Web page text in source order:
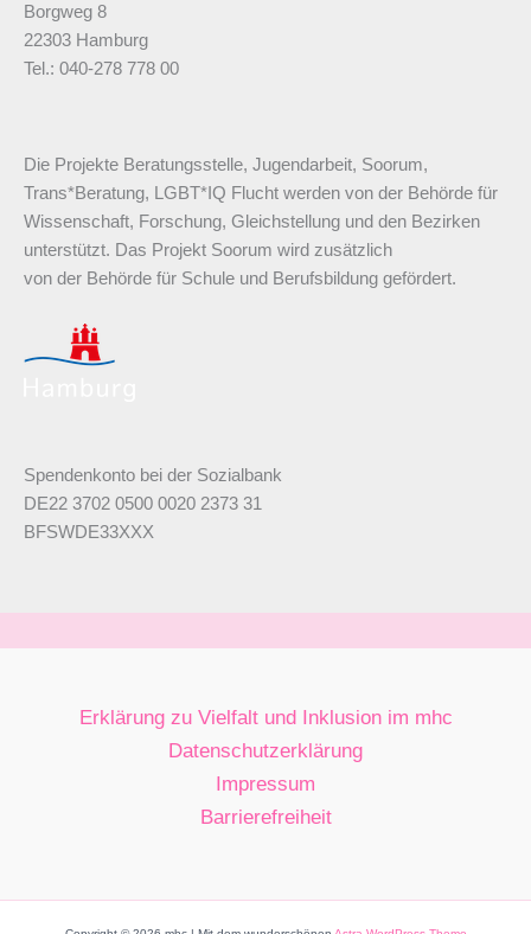
Borgweg 8
22303 Hamburg
Tel.: 040-278 778 00
Die Projekte Beratungsstelle, Jugendarbeit, Soorum,
Trans*Beratung, LGBT*IQ Flucht werden von der Behörde für
Wissenschaft, Forschung, Gleichstellung und den Bezirken
unterstützt. Das Projekt Soorum wird zusätzlich
von der Behörde für Schule und Berufsbildung gefördert.
Spendenkonto bei der Sozialbank
DE22 3702 0500 0020 2373 31
BFSWDE33XXX
Erklärung zu Vielfalt und Inklusion im mhc
Datenschutzerklärung
Impressum
Barrierefreiheit